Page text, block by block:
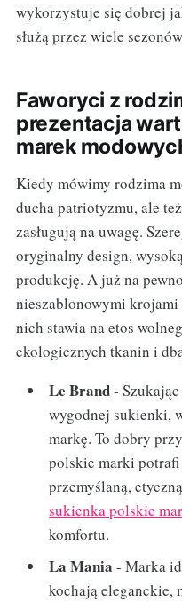
wykorzystuje się dobrej
służą przez wiele
Faworyci z
prezentacja
marek
Kiedy mówimy rodzima
ducha patriotyzmu, ale
zasługują na uwagę.
oryginalny design,
produkcję. A już na
nieszablonowymi
nich stawia na etos
ekologicznych tkanin i
Le Brand-
wygodnej sukienki,
markę. To dobry
polskie marki potrafi
przemyślaną,
sukienka polskie
komfortu.
La Mania - Marka
kochają eleganckie,